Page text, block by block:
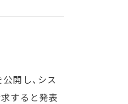
開し、シス
すると発表